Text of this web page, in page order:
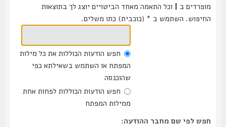
מופרדים ב|וכל התאמה מאחד הביטויים יוצג לך בתוצאות
החיפוש. השתמש ב * (כוכבית) כתו משלים.
חפש הודעות הכוללות את כל מילות
המפתח או השתמש בשאילתא כפי
שהוכנסה
חפש הודעות הכוללות לפחות אחת
ממילות המפתח
חפש לפי שם מחבר ההודעה: